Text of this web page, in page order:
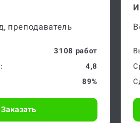
преподаватель
3108 работ
4,8
89%
Заказать